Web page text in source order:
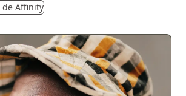
de Affinity